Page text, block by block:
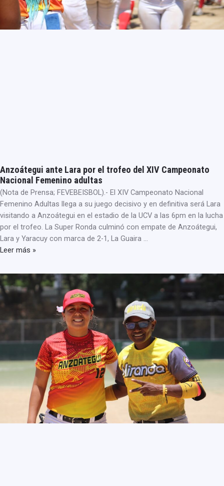
Anzoátegui ante Lara por el trofeo del XIV Campeonato
Nacional Femenino adultas
(Nota de Prensa; FEVEBEISBOL).- El XIV Campeonato Nacional
Femenino Adultas llega a su juego decisivo y en definitiva será Lara
visitando a Anzoátegui en el estadio de la UCV a las 6pm en la lucha
por el trofeo. La Super Ronda culminó con empate de Anzoátegui,
Lara y Yaracuy con marca de 2-1, La Guaira …
Leer más »